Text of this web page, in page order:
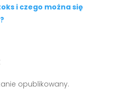
i czego można się
opublikowany.